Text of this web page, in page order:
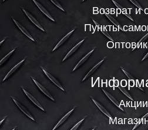
Возврат и
Пункты
Акции